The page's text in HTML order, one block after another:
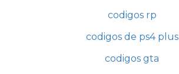
codigos rp
codigos de ps4 plus
codigos gta